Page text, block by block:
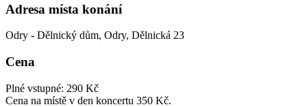
Adresa místa konání
Odry - Dělnický dům, Odry, Dělnická 23
Cena
Plné vstupné: 290 Kč
Cena na místě v den koncertu 350 Kč.